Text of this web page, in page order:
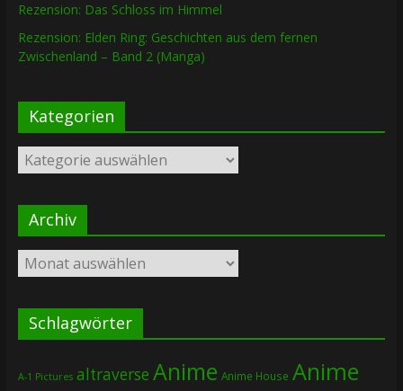
Rezension: Das Schloss im Himmel
Rezension: Elden Ring: Geschichten aus dem fernen
Zwischenland – Band 2 (Manga)
Kategorien
Kategorien
Archiv
Archiv
Schlagwörter
A-1 Pictures altraverse Anime Anime House Anime